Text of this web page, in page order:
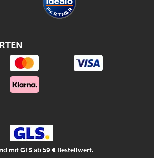
mit GLS ab 59 € Bestellwert.